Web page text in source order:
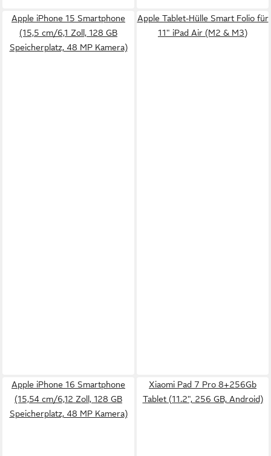
Apple iPhone 15 Smartphone
(15,5 cm/6,1 Zoll, 128 GB
Speicherplatz, 48 MP Kamera)
Apple Tablet-Hülle Smart Folio für
11" iPad Air (M2 & M3)
Apple iPhone 16 Smartphone
(15,54 cm/6,12 Zoll, 128 GB
Speicherplatz, 48 MP Kamera)
Xiaomi Pad 7 Pro 8+256Gb
Tablet (11.2", 256 GB, Android)